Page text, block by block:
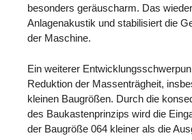
besonders geräuscharm. Das
Anlagenakustik und stabilisiert die
der Maschine.
Ein weiterer
Reduktion der Massenträgheit,
kleinen Baugrößen. Durch die
des Baukastenprinzips wird die
der Baugröße 064 kleiner als die